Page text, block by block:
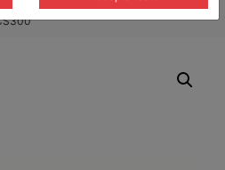
cantarire VFS/ Platforma cantarire